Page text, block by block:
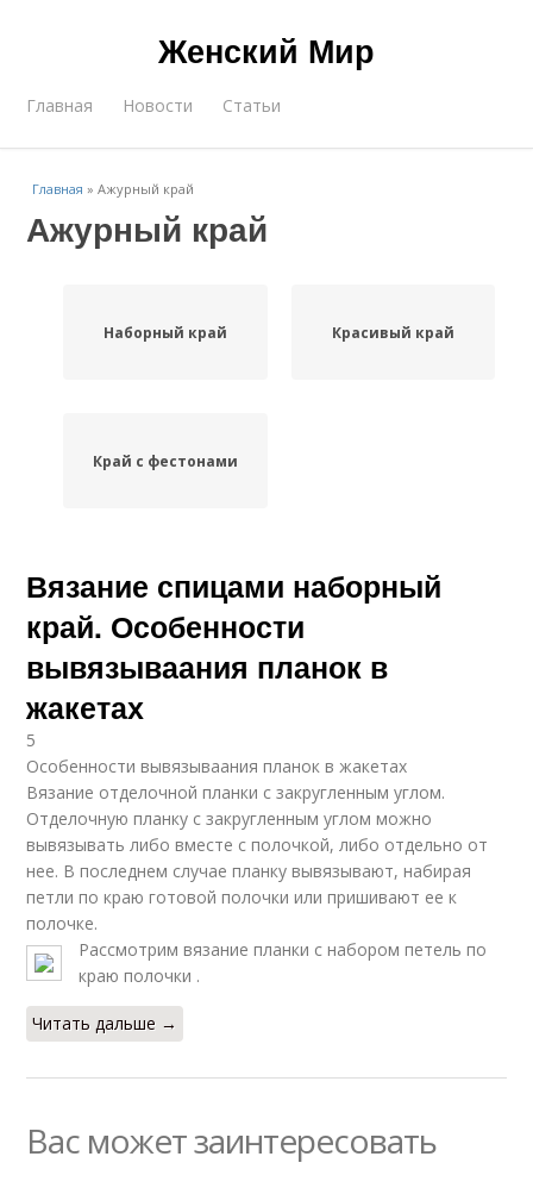
Женский Мир
Главная Новости Статьи
Главная »Ажурный край
Ажурный край
Наборный край Красивый край
Край с фестонами
Вязание спицами наборный
край. Особенности
вывязываания планок в
жакетах
5
Особенности вывязываания планок в жакетах
Вязание отделочной планки с закругленным углом.
Отделочную планку с закругленным углом можно
вывязывать либо вместе с полочкой, либо отдельно от
нее. В последнем случае планку вывязывают, набирая
петли по краю готовой полочки или пришивают ее к
полочке.
Рассмотрим вязание планки с набором петель по
краю полочки .
Читать дальше →
Вас может заинтересовать